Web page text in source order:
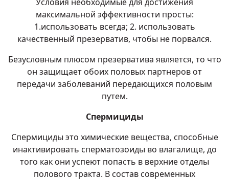
максимальной эффективности просты:
1.использовать всегда; 2. использовать
качественный презерватив, чтобы не порвался.
Безусловным плюсом презерватива является, то что
он защищает обоих половых партнеров от
передачи заболеваний передающихся половым
путем.
Спермициды
Спермициды это химические вещества, способные
инактивировать сперматозоиды во влагалище, до
того как они успеют попасть в верхние отделы
полового тракта. В состав современных